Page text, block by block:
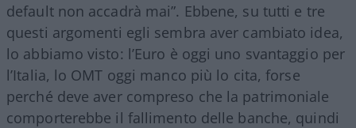
default non accadrà mai”. Ebbene, su tutti e tre
questi argomenti egli sembra aver cambiato idea,
lo abbiamo visto: l’Euro è oggi uno svantaggio per
l’Italia, lo OMT oggi manco più lo cita, forse
perché deve aver compreso che la patrimoniale
comporterebbe il fallimento delle banche, quindi